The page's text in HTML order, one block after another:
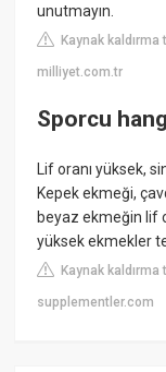
unutmayın.
Kaynak kaldırma
milliyet.com.tr
Sporcu
Lif oranı yüksek,
Kepek ekmeği,
beyaz ekmeğin lif
yüksek ekmekler
Kaynak kaldırma
supplementler.com